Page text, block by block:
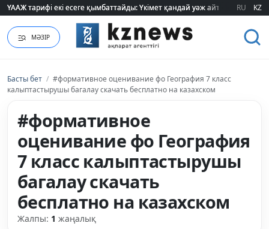
ҮААЖ тарифі екі есеге қымбаттайды: Үкімет қандай уәж айтады?
ҮААЖ тарифі екі есеге қымбаттайды: Үкімет қандай уәж айтады? RU KZ
МӘЗІР
Басты бет / #формативное оценивание фо География 7 класс
калыптастырушы багалау скачать бесплатно на казахском
#формативное
оценивание фо География
7 класс калыптастырушы
багалау скачать
бесплатно на казахском
Жалпы: 1 жаңалық